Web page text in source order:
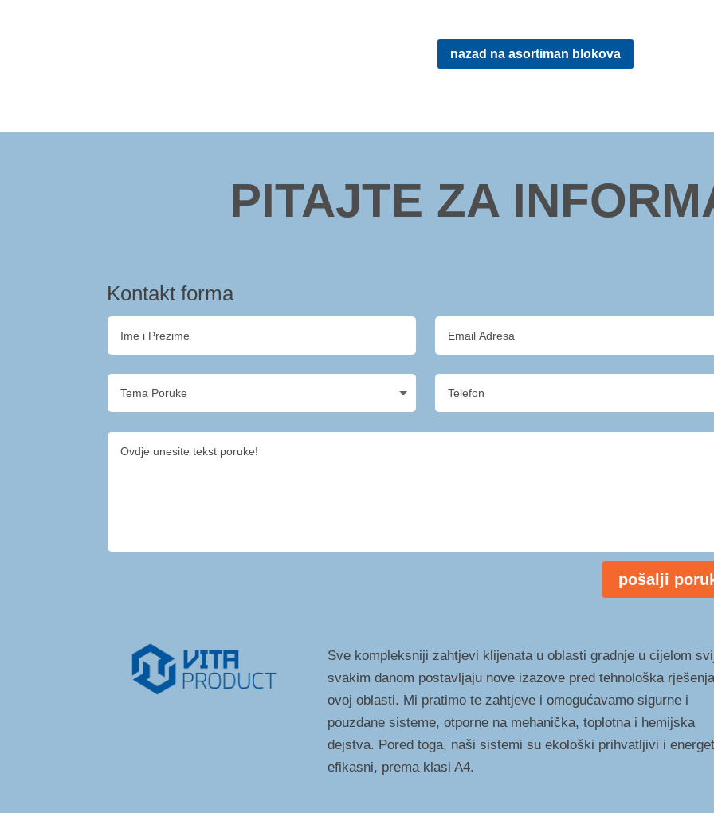
nazad na asortiman blokova
PITAJTE ZA
Kontakt forma
pošalji
Sve kompleksniji zahtjevi klijenata u oblasti gradnje u cijelom
svakim danom postavljaju nove izazove pred tehnološka
ovoj oblasti. Mi pratimo te zahtjeve i omogućavamo sigurne i
pouzdane sisteme, otporne na mehanička, toplotna i hemijska
dejstva. Pored toga, naši sistemi su ekološki prihvatljivi i
efikasni, prema klasi A4.